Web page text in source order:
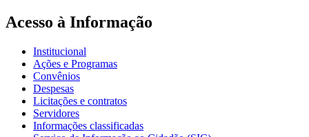
Acesso à Informação
Institucional
Ações e Programas
Convênios
Despesas
Licitações e contratos
Servidores
Informações classificadas